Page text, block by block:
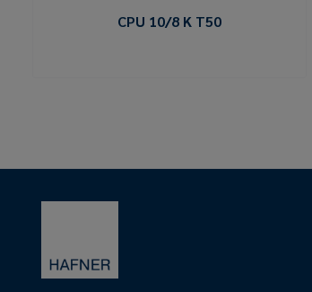
CPU 10/8 K T50